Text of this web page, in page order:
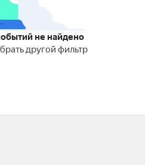
не найдено
другой фильтр